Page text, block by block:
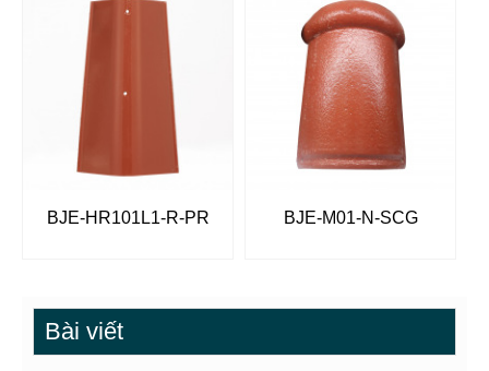
BJE-HR101L1-R-PR BJE-M01-N-SCG
Bài viết